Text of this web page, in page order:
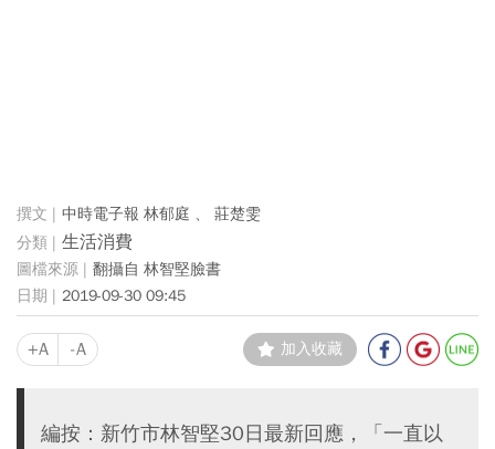
中時電子報 林郁庭 、 莊楚雯
生活消費
翻攝自 林智堅臉書
2019-09-30 09:45
+A -A 加入收藏
編按：新竹市林智堅30日最新回應，「一直以